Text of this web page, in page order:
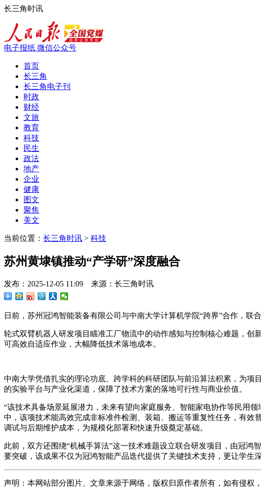
长三角时讯
电子报纸 微信公众号
首页
长三角
长三角电子刊
时政
财经
文旅
教育
科技
民生
政法
地产
企业
健康
图文
聚焦
美文
当前位置： 长三角时讯 > 科技
苏州黄埭镇推动“产学研”深度融合
发布：2025-12-05 11:09 来源：长三角时讯
日前，苏州冠鸿智能装备有限公司与中南大学计算机学院“跨界”合作，
轮式双臂机器人研发项目瞄准工厂物流中的动作感知与控制核心难题，创
可高效自适应作业，大幅降低技术落地成本。
中南大学凭借扎实的理论功底、跨学科的科研团队与前沿算法积累，为
的实验平台与产业化渠道，保障了技术方案的落地可行性与商业价值。
“该技术具备场景延展潜力，未来有望向家庭服务、智能家电协作等民用
中，该项技术能高效完成非标准件检测、装箱、搬运等重复性任务，有
调试与后期维护成本，为规模化部署和快速升级奠定基础。
此前，双方还围绕“机械手算法”这一技术难题设立联合研发项目，由冠
要突破，该成果不仅为冠鸿智能产品迭代提供了关键技术支持，更让学生
声明：本网站部分图片、文章来源于网络，版权归原作者所有，如有侵权，